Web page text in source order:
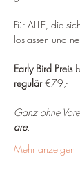
Für ALLE, die
loslassen und
Early Bird Preis
regulär €79,-
Ganz ohne
are.
Mehr anzeigen